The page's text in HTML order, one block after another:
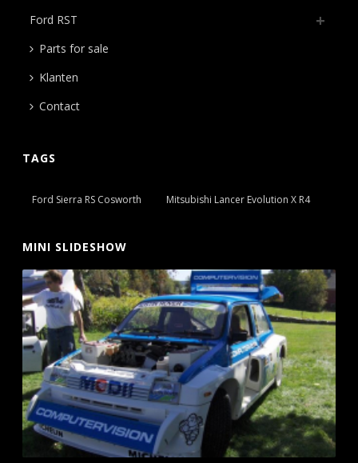
Ford RST
Parts for sale
Klanten
Contact
TAGS
Ford Sierra RS Cosworth Mitsubishi Lancer Evolution X R4
MINI SLIDESHOW